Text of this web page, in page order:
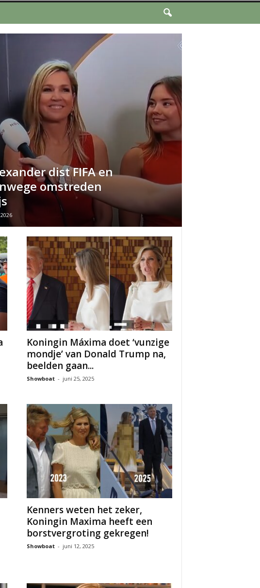
dist FIFA en
omstreden
Koningin Máxima doet ‘vunzige
mondje’ van Donald Trump na,
beelden gaan...
Showboat - juni 25, 2025
Kenners weten het zeker,
Koningin Maxima heeft een
borstvergroting gekregen!
Showboat - juni 12, 2025